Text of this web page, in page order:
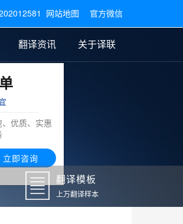
网站地图 官方微信
翻译资讯 关于译联
优质、实惠
立即咨询
翻译模板
上万翻译样本